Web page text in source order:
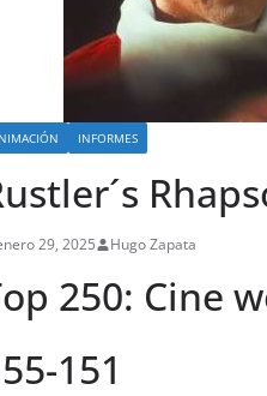
INFORMES
29, 2025 Hugo Zapata
250: Cine
151